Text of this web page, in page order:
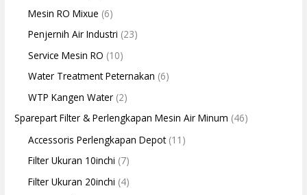
Mesin RO Mixue (6)
Penjernih Air Industri (23)
Service Mesin RO (10)
Water Treatment Peternakan (6)
WTP Kangen Water (2)
Sparepart Filter & Perlengkapan Mesin Air Minum (46)
Accessoris Perlengkapan Depot(11)
Filter Ukuran 10inchi (7)
Filter Ukuran 20inchi (4)